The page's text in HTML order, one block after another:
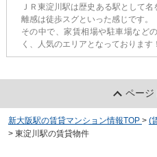
ＪＲ東淀川駅は歴史ある駅として
離感は徒歩スグといった感じです。
その中で、家賃相場や駐車場など
く、人気のエリアとなっております！
ページ
新大阪駅の賃貸マンション情報TOP > (
> 東淀川駅の賃貸物件